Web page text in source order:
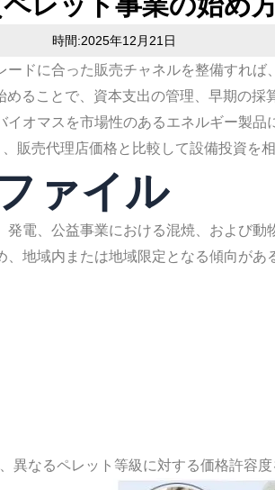
時間:2025年12月21日
ドに合った販売チャネルを整備すれ
ることで、資本支出の管理、早期の採
オマスを市場性のあるエネルギー製
販売代理店価格と比較して設備投資を
ァイル
電、公益事業における混焼、および
地域内または地域限定となる傾向が
なるペレット等級に対する価格許容